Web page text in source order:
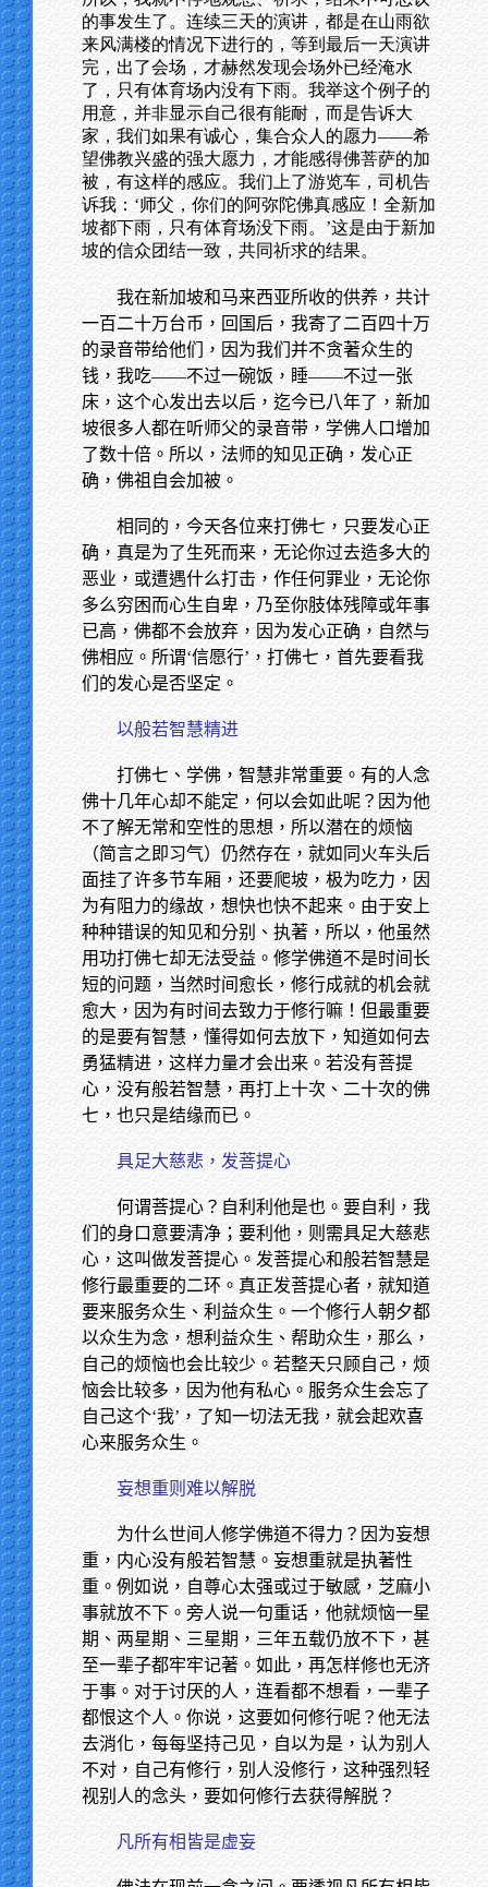
的事发生了。连续三天的演讲，都是在山雨欲
来风满楼的情况下进行的，等到最后一天演讲
完，出了会场，才赫然发现会场外已经淹水
了，只有体育场内没有下雨。我举这个例子的
用意，并非显示自己很有能耐，而是告诉大
家，我们如果有诚心，集合众人的愿力——希
望佛教兴盛的强大愿力，才能感得佛菩萨的加
被，有这样的感应。我们上了游览车，司机告
诉我：‘师父，你们的阿弥陀佛真感应！全新加
坡都下雨，只有体育场没下雨。’这是由于新加
坡的信众团结一致，共同祈求的结果。
我在新加坡和马来西亚所收的供养，共计
一百二十万台币，回国后，我寄了二百四十万
的录音带给他们，因为我们并不贪著众生的
钱，我吃——不过一碗饭，睡——不过一张
床，这个心发出去以后，迄今已八年了，新加
坡很多人都在听师父的录音带，学佛人口增加
了数十倍。所以，法师的知见正确，发心正
确，佛祖自会加被。
相同的，今天各位来打佛七，只要发心正
确，真是为了生死而来，无论你过去造多大的
恶业，或遭遇什么打击，作任何罪业，无论你
多么穷困而心生自卑，乃至你肢体残障或年事
已高，佛都不会放弃，因为发心正确，自然与
佛相应。所谓‘信愿行’，打佛七，首先要看我
们的发心是否坚定。
以般若智慧精进
打佛七、学佛，智慧非常重要。有的人念
佛十几年心却不能定，何以会如此呢？因为他
不了解无常和空性的思想，所以潜在的烦恼
（简言之即习气）仍然存在，就如同火车头后
面挂了许多节车厢，还要爬坡，极为吃力，因
为有阻力的缘故，想快也快不起来。由于安上
种种错误的知见和分别、执著，所以，他虽然
用功打佛七却无法受益。修学佛道不是时间长
短的问题，当然时间愈长，修行成就的机会就
愈大，因为有时间去致力于修行嘛！但最重要
的是要有智慧，懂得如何去放下，知道如何去
勇猛精进，这样力量才会出来。若没有菩提
心，没有般若智慧，再打上十次、二十次的佛
七，也只是结缘而已。
具足大慈悲，发菩提心
何谓菩提心？自利利他是也。要自利，我
们的身口意要清净；要利他，则需具足大慈悲
心，这叫做发菩提心。发菩提心和般若智慧是
修行最重要的二环。真正发菩提心者，就知道
要来服务众生、利益众生。一个修行人朝夕都
以众生为念，想利益众生、帮助众生，那么，
自己的烦恼也会比较少。若整天只顾自己，烦
恼会比较多，因为他有私心。服务众生会忘了
自己这个‘我’，了知一切法无我，就会起欢喜
心来服务众生。
妄想重则难以解脱
为什么世间人修学佛道不得力？因为妄想
重，内心没有般若智慧。妄想重就是执著性
重。例如说，自尊心太强或过于敏感，芝麻小
事就放不下。旁人说一句重话，他就烦恼一星
期、两星期、三星期，三年五载仍放不下，甚
至一辈子都牢牢记著。如此，再怎样修也无济
于事。对于讨厌的人，连看都不想看，一辈子
都恨这个人。你说，这要如何修行呢？他无法
去消化，每每坚持己见，自以为是，认为别人
不对，自己有修行，别人没修行，这种强烈轻
视别人的念头，要如何修行去获得解脱？
凡所有相皆是虚妄